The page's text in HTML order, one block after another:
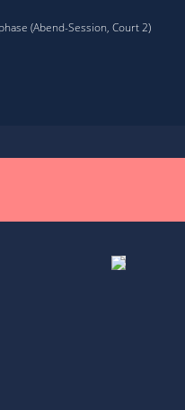
(Abend-Session, Court 2)